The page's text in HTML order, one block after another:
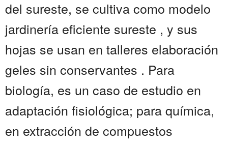
del sureste, se cultiva como modelo
jardinería eficiente sureste , y sus
hojas se usan en talleres elaboración
geles sin conservantes . Para
biología, es un caso de estudio en
adaptación fisiológica; para química,
en extracción de compuestos